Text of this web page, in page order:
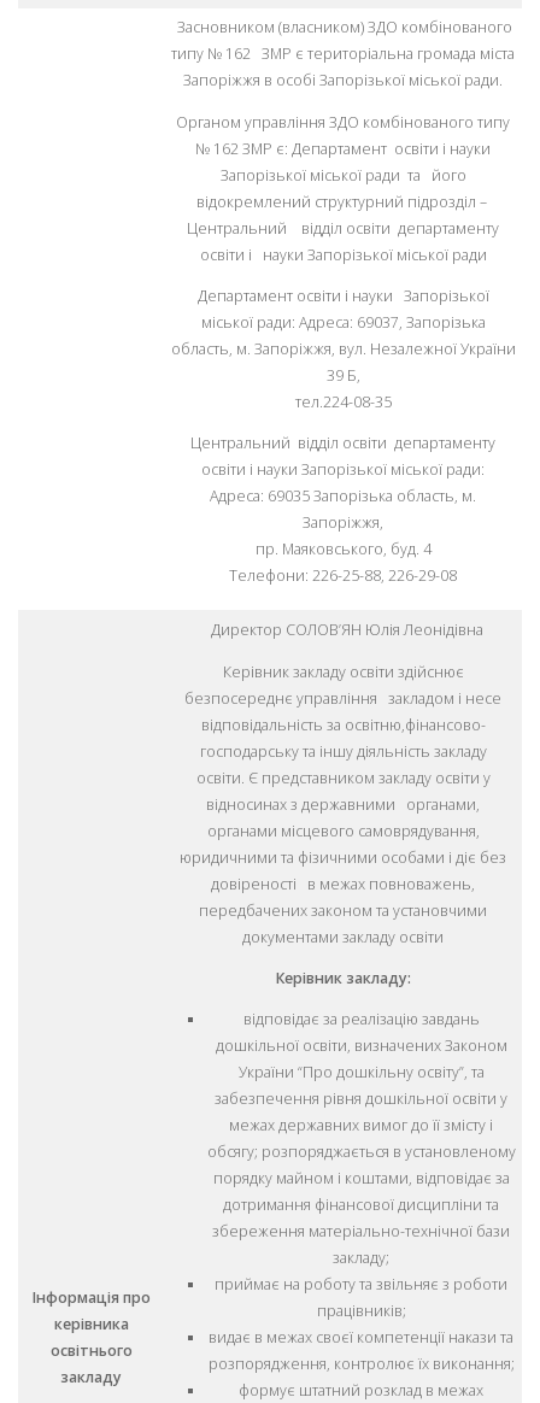
Засновником (власником) ЗДО комбінованого
типу № 162 ЗМР є територіальна громада міста
Запоріжжя в особі Запорізької міської ради.
Органом управління ЗДО комбінованого типу
№ 162 ЗМР є: Департамент освіти і науки
Запорізької міської ради та його
відокремлений структурний підрозділ –
Центральний відділ освіти департаменту
освіти і науки Запорізької міської ради
Департамент освіти і науки Запорізької
міської ради: Адреса: 69037, Запорізька
область, м. Запоріжжя, вул. Незалежної України
39 Б,
тел.224-08-35
Центральний відділ освіти департаменту
освіти і науки Запорізької міської ради:
Адреса: 69035 Запорізька область, м.
Запоріжжя,
пр. Маяковського, буд. 4
Телефони: 226-25-88, 226-29-08
Інформація про
керівника
освітнього
закладу
Директор СОЛОВ’ЯН Юлія Леонідівна
Керівник закладу освіти здійснює
безпосереднє управління закладом і несе
відповідальність за освітню,фінансово-
господарську та іншу діяльність закладу
освіти. Є представником закладу освіти у
відносинах з державними органами,
органами місцевого самоврядування,
юридичними та фізичними особами і діє без
довіреності в межах повноважень,
передбачених законом та установчими
документами закладу освіти
Керівник закладу:
відповідає за реалізацію завдань
дошкільної освіти, визначених Законом
України “Про дошкільну освіту”, та
забезпечення рівня дошкільної освіти у
межах державних вимог до її змісту і
обсягу; розпоряджається в установленому
порядку майном і коштами, відповідає за
дотримання фінансової дисципліни та
збереження матеріально-технічної бази
закладу;
приймає на роботу та звільняє з роботи
працівників;
видає в межах своєї компетенції накази та
розпорядження, контролює їх виконання;
формує штатний розклад в межах